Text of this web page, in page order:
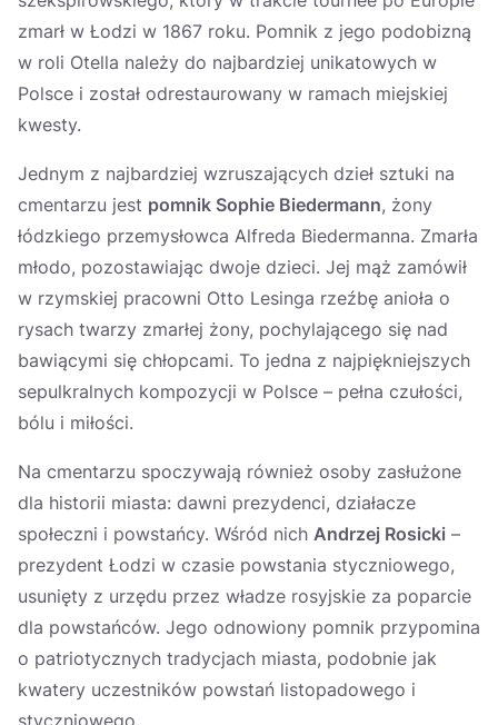
zmarł w Łodzi w 1867 roku. Pomnik z jego podobizną
w roli Otella należy do najbardziej unikatowych w
Polsce i został odrestaurowany w ramach miejskiej
kwesty.
Jednym z najbardziej wzruszających dzieł sztuki na
cmentarzu jest pomnik Sophie Biedermann, żony
łódzkiego przemysłowca Alfreda Biedermanna. Zmarła
młodo, pozostawiając dwoje dzieci. Jej mąż zamówił
w rzymskiej pracowni Otto Lesinga rzeźbę anioła o
rysach twarzy zmarłej żony, pochylającego się nad
bawiącymi się chłopcami. To jedna z najpiękniejszych
sepulkralnych kompozycji w Polsce – pełna czułości,
bólu i miłości.
Na cmentarzu spoczywają również osoby zasłużone
dla historii miasta: dawni prezydenci, działacze
społeczni i powstańcy. Wśród nich Andrzej Rosicki –
prezydent Łodzi w czasie powstania styczniowego,
usunięty z urzędu przez władze rosyjskie za poparcie
dla powstańców. Jego odnowiony pomnik przypomina
o patriotycznych tradycjach miasta, podobnie jak
kwatery uczestników powstań listopadowego i